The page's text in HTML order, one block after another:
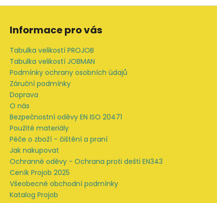
Z
Informace pro vás
Tabulka velikostí PROJOB
Tabulka velikostí JOBMAN
Podmínky ochrany osobních údajů
Záruční podmínky
Doprava
O nás
Bezpečnostní oděvy EN ISO 20471
Použité materiály
Péče o zboží - čištění a praní
Jak nakupovat
Ochranné oděvy - Ochrana proti dešti EN343
Ceník Projob 2025
Všeobecné obchodní podmínky
Katalog Projob